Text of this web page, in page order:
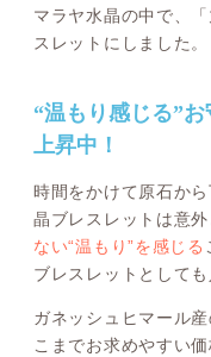
マラヤ水晶の中で、
スレットにしました。
“温もり感じる”
上昇中！
時間をかけて原石か
晶ブレスレットは意外
ない“温もり”を感じる
ブレスレットとしても
ガネッシュヒマール
こまでお求めやすい